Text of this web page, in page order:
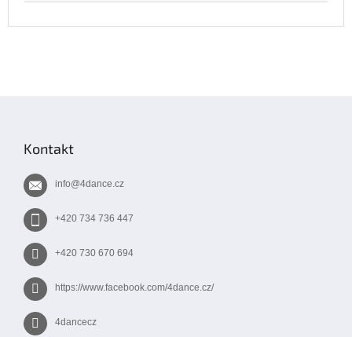
Kontakt
info@4dance.cz
+420 734 736 447
+420 730 670 694
https://www.facebook.com/4dance.cz/
4dancecz